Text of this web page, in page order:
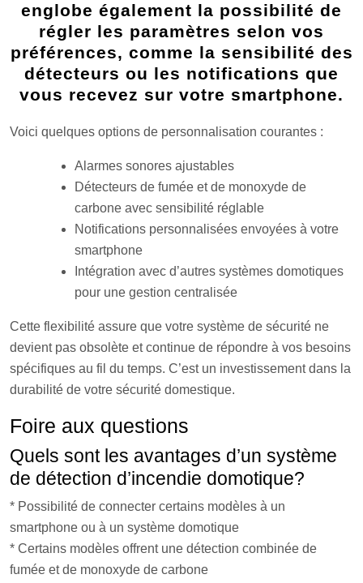
englobe également la possibilité de
régler les paramètres selon vos
préférences, comme la sensibilité des
détecteurs ou les notifications que
vous recevez sur votre smartphone.
Voici quelques options de personnalisation courantes :
Alarmes sonores ajustables
Détecteurs de fumée et de monoxyde de
carbone avec sensibilité réglable
Notifications personnalisées envoyées à votre
smartphone
Intégration avec d’autres systèmes domotiques
pour une gestion centralisée
Cette flexibilité assure que votre système de sécurité ne
devient pas obsolète et continue de répondre à vos besoins
spécifiques au fil du temps. C’est un investissement dans la
durabilité de votre sécurité domestique.
Foire aux questions
Quels sont les avantages d’un système
de détection d’incendie domotique?
* Possibilité de connecter certains modèles à un
smartphone ou à un système domotique
* Certains modèles offrent une détection combinée de
fumée et de monoxyde de carbone